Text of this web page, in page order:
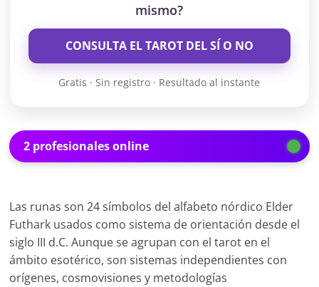
mismo?
CONSULTA EL TAROT DEL SÍ O NO
Gratis · Sin registro · Resultado al instante
2 profesionales online
Las runas son 24 símbolos del alfabeto nórdico Elder
Futhark usados como sistema de orientación desde el
siglo III d.C. Aunque se agrupan con el tarot en el
ámbito esotérico, son sistemas independientes con
orígenes, cosmovisiones y metodologías